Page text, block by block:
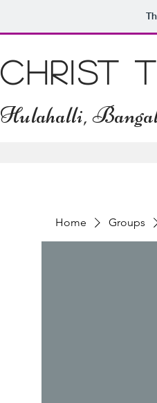
Christ
Hulahalli,
Home Groups